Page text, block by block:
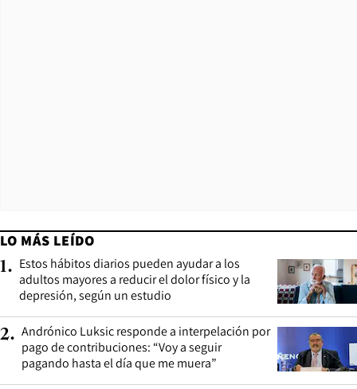
LO MÁS LEÍDO
1. Estos hábitos diarios pueden ayudar a los
adultos mayores a reducir el dolor físico y la
depresión, según un estudio
2. Andrónico Luksic responde a interpelación por
pago de contribuciones: “Voy a seguir
pagando hasta el día que me muera”